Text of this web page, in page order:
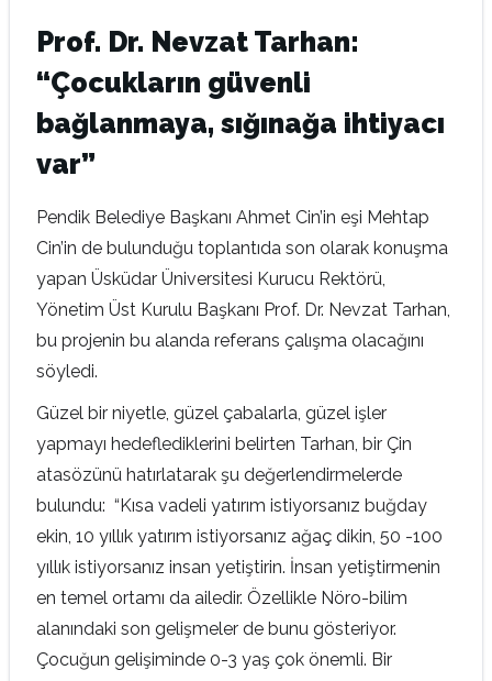
Prof. Dr. Nevzat Tarhan:
“Çocukların güvenli
bağlanmaya, sığınağa ihtiyacı
var”
Pendik Belediye Başkanı Ahmet Cin’in eşi Mehtap
Cin’in de bulunduğu toplantıda son olarak konuşma
yapan Üsküdar Üniversitesi Kurucu Rektörü,
Yönetim Üst Kurulu Başkanı Prof. Dr. Nevzat Tarhan,
bu projenin bu alanda referans çalışma olacağını
söyledi.
Güzel bir niyetle, güzel çabalarla, güzel işler
yapmayı hedeflediklerini belirten Tarhan, bir Çin
atasözünü hatırlatarak şu değerlendirmelerde
bulundu: “Kısa vadeli yatırım istiyorsanız buğday
ekin, 10 yıllık yatırım istiyorsanız ağaç dikin, 50 -100
yıllık istiyorsanız insan yetiştirin. İnsan yetiştirmenin
en temel ortamı da ailedir. Özellikle Nöro-bilim
alanındaki son gelişmeler de bunu gösteriyor.
Çocuğun gelişiminde 0-3 yaş çok önemli. Bir